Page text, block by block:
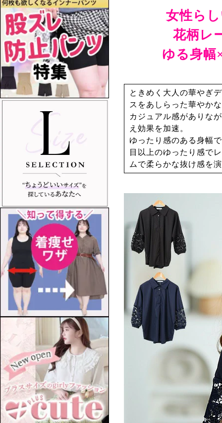
女性ら
花柄レ
ゆる身幅
ときめく大人の華やぎ
スをあしらった華やか
カジュアル感がありな
え効果を加速。
ゆったり感のある身幅
目以上のゆったり感で
ムで柔らかな抜け感を